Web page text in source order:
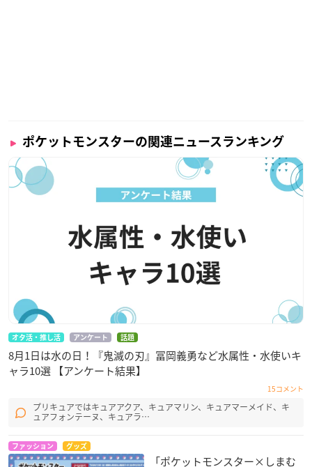
ポケットモンスターの関連ニュースランキング
オタ活・推し活 アンケート 話題
8月1日は水の日！『鬼滅の刃』冨岡義勇など水属性・水使いキ
ャラ10選 【アンケート結果】
15コメント
プリキュアではキュアアクア、キュアマリン、キュアマーメイド、キ
ュアフォンテーヌ、キュアラ…
ファッション グッズ
「ポケットモンスター×しまむ